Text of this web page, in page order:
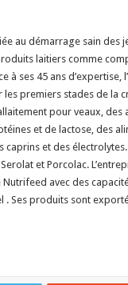
au démarrage sain des
laitiers comme
à ses 45 ans d’expertise,
premiers stades de la
pour veaux, des
et de lactose, des
caprins et des
et Porcolac.
avec des
. Ses produits sont